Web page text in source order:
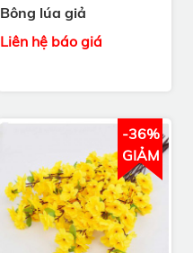
Bông lúa giả
Liên hệ báo giá
-36%
GIẢM